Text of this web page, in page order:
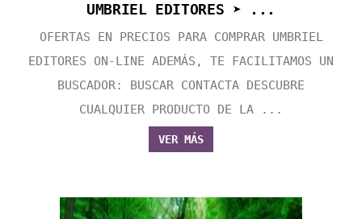
UMBRIEL EDITORES ➤ ...
OFERTAS EN PRECIOS PARA COMPRAR UMBRIEL
EDITORES ON-LINE ADEMÁS, TE FACILITAMOS UN
BUSCADOR: BUSCAR CONTACTA DESCUBRE
CUALQUIER PRODUCTO DE LA ...
VER MÁS